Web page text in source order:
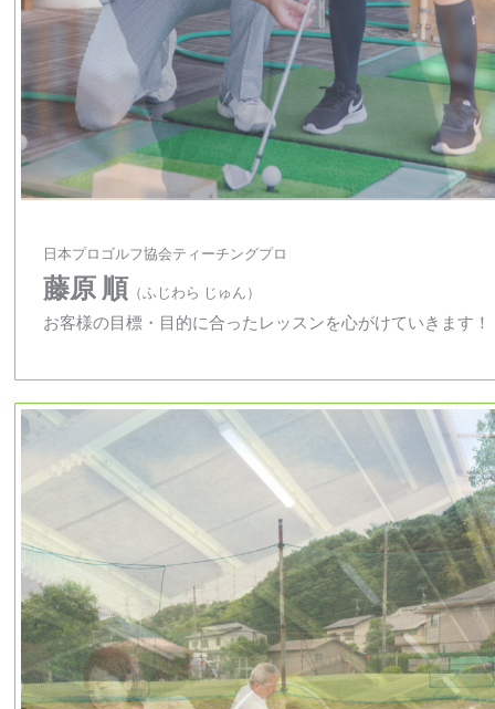
日本プロゴルフ協会ティーチングプロ
藤原 順（ふじわら じゅん）
お客様の目標・目的に合ったレッスンを心がけていきます！